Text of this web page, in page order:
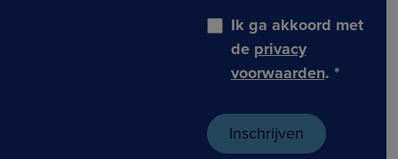
Ik ga akkoord met
de privacy
voorwaarden. *